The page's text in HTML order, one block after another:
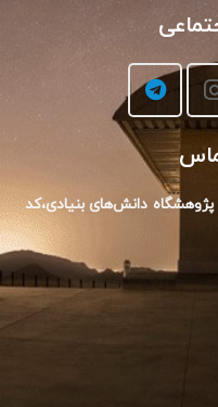
پژوهشگاه دانش‌های بنیادی،‌کد